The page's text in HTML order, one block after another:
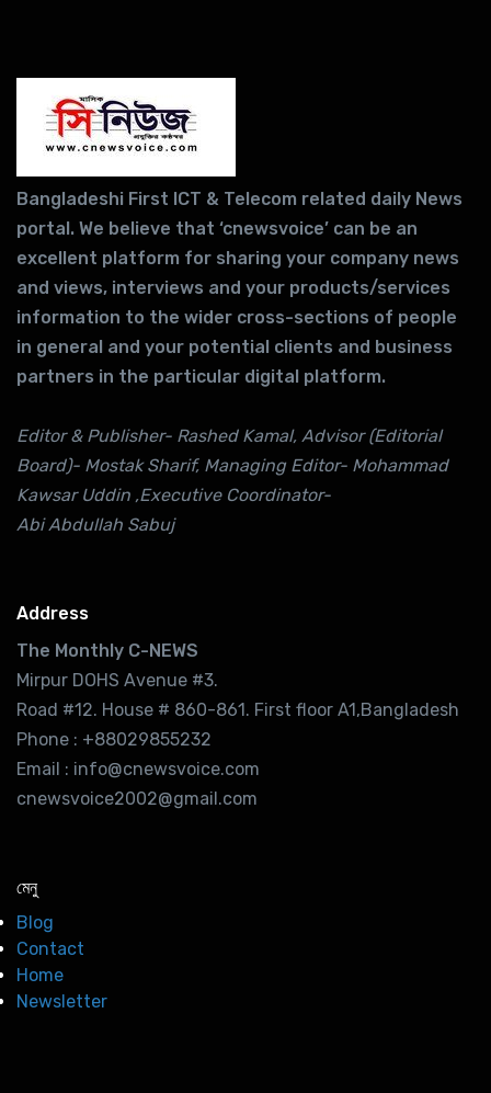
Bangladeshi First ICT & Telecom related daily News
portal. We believe that ‘cnewsvoice’ can be an
excellent platform for sharing your company news
and views, interviews and your products/services
information to the wider cross-sections of people
in general and your potential clients and business
partners in the particular digital platform.
Editor & Publisher- Rashed Kamal, Advisor (Editorial
Board)- Mostak Sharif, Managing Editor- Mohammad
Kawsar Uddin ,Executive Coordinator-
Abi Abdullah Sabuj
Address
The Monthly C-NEWS
Mirpur DOHS Avenue #3.
Road #12. House # 860-861. First floor A1,Bangladesh
Phone : +88029855232
Email : info@cnewsvoice.com
cnewsvoice2002@gmail.com
মেনু
Blog
Contact
Home
Newsletter